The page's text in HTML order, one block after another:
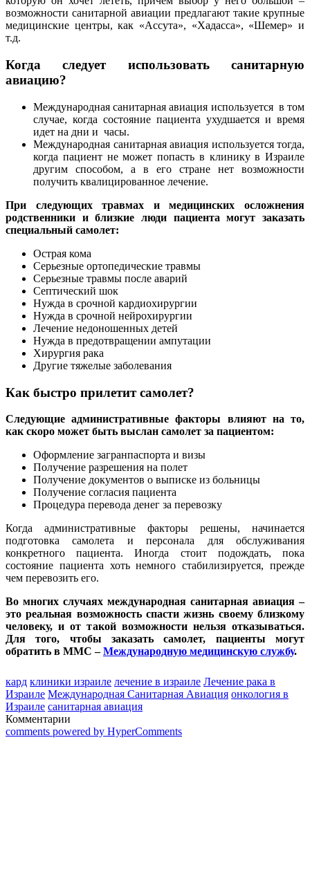
возможности санитарной авиации предлагают такие крупные
медицинские центры, как «Ассута», «Хадасса», «Шемер» и
т.д.
Когда следует использовать санитарную
авиацию?
Международная санитарная авиация используется в том
случае, когда состояние пациента ухудшается и время
идет на дни и часы.
Международная санитарная авиация используется тогда,
когда пациент не может попасть в клинику в Израиле
другим способом, а в его стране нет возможности
получить квалицированное лечение.
При следующих травмах и медицинских осложнения
родственники и близкие люди пациента могут заказать
специальный самолет:
Острая кома
Серьезные ортопедические травмы
Серьезные травмы после аварий
Септический шок
Нужда в срочной кардиохирургии
Нужда в срочной нейрохирургии
Лечение недоношенных детей
Нужда в предотвращении ампутации
Хирургия рака
Другие тяжелые заболевания
Как быстро прилетит самолет?
Следующие административные факторы влияют на то,
как скоро может быть выслан самолет за пациентом:
Оформление загранпаспорта и визы
Получение разрешения на полет
Получение документов о выписке из больницы
Получение согласия пациента
Процедура перевода денег за перевозку
Когда административные факторы решены, начинается
подготовка самолета и персонала для обслуживания
конкретного пациента. Иногда стоит подождать, пока
состояние пациента хоть немного стабилизируется, прежде
чем перевозить его.
Во многих случаях международная санитарная авиация –
это реальная возможность спасти жизнь своему близкому
человеку, и от такой возможности нельзя отказываться.
Для того, чтобы заказать самолет, пациенты могут
обратить в ММС –Международную медицинскую службу.
кард клиники израиле лечение в израиле Лечение рака в
Израиле Международная Санитарная Авиация онкология в
Израиле санитарная авиация
Комментарии
comments powered by HyperComments